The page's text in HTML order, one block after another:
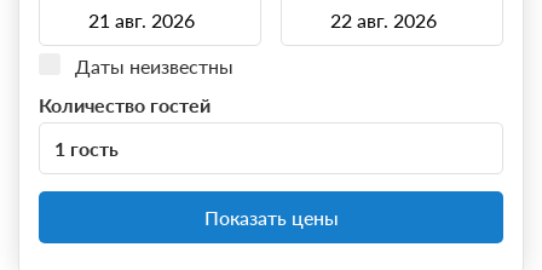
Даты неизвестны
Количество гостей
1 гость
Показать цены